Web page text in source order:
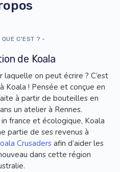
QUE C'EST ? -
de Koala
on peut écrire ? C’est
Koala ! Pensée et conçue en
à partir de bouteilles en
un atelier à Rennes.
france et écologique, Koala
partie de ses revenus à
Crusadersafin d’aider les
dans cette région